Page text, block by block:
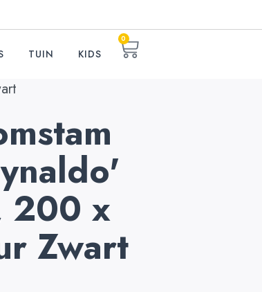
TUIN KIDS
0
200 x
Zwart